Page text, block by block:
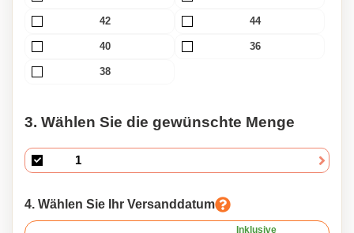
42 44
40 36
38
3. Wählen Sie die gewünschte Menge
4. Wählen Sie Ihr Versanddatum
Inklusive